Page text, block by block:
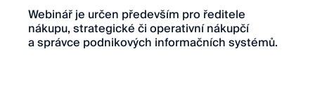
Webinář je určen především pro ředitele
nákupu, strategické či operativní nákupčí
a správce podnikových informačních systémů.